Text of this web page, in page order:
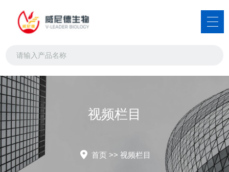
视频栏目
首页 >> 视频栏目